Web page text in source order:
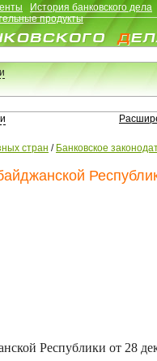
История банковского дела
продукты
стран / Банковское
Республики от 28